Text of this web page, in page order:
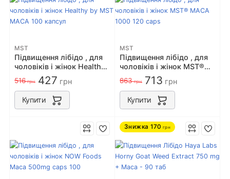
MST
Підвищення лібідо , для
чоловіків і жінок Healthy
by MST MACA 100 капсул
516грн 427 грн
Купити
MST
Підвищення лібідо , для
чоловіків і жінок MST®
MACA 1000 120 caps
863грн 713 грн
Купити
Знижка 170 грн